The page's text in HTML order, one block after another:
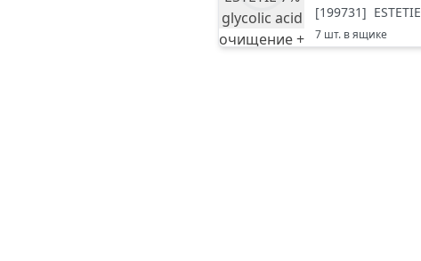
[199731] ESTETIE
7 шт. в ящике